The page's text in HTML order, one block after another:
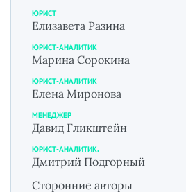
ЮРИСТ
Елизавета Разина
ЮРИСТ-АНАЛИТИК
Марина Сорокина
ЮРИСТ-АНАЛИТИК
Елена Миронова
МЕНЕДЖЕР
Давид Гликштейн
ЮРИСТ-АНАЛИТИК.
Дмитрий Подгорный
Сторонние авторы